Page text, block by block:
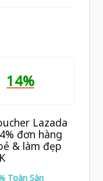
14%
Lazada
đơn hàng
& làm đẹp
Toàn Sàn